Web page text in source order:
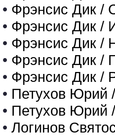
• Фрэнсис Дик /
• Фрэнсис Дик /
• Фрэнсис Дик /
• Фрэнсис Дик /
• Фрэнсис Дик /
• Петухов Юрий
• Петухов Юрий
• Логинов